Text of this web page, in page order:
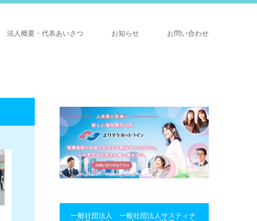
法人概要・代表あいさつ お知らせ お問い合わせ
一般社団法人 一般社団法人サスティナ